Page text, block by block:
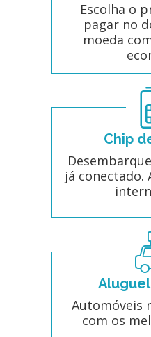
Escolha o
pagar no
moeda
Chip
já conectado.
Automóveis
com os